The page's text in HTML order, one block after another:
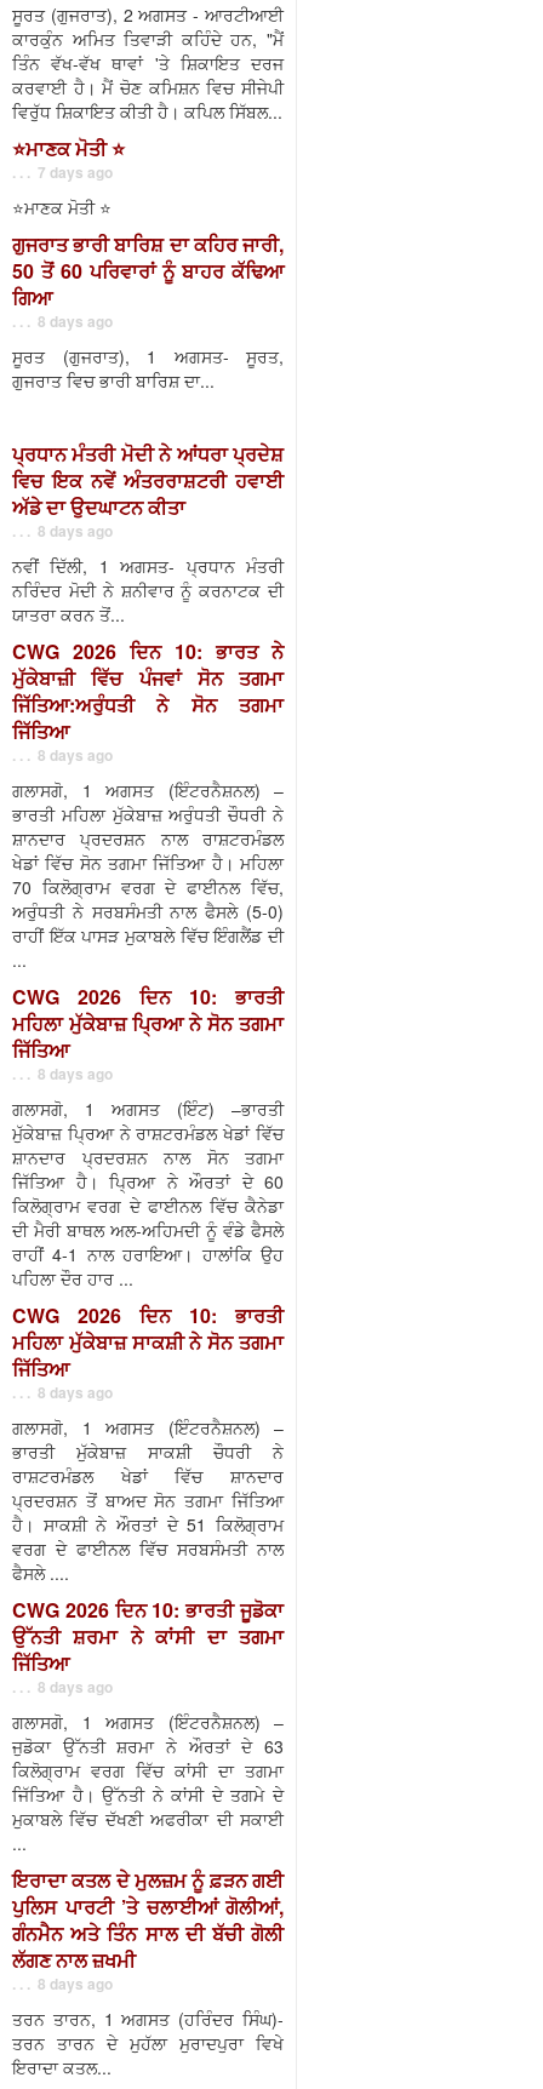
ਸੂਰਤ (ਗੁਜਰਾਤ), 2 ਅਗਸਤ - ਆਰਟੀਆਈ
ਕਾਰਕੁੰਨ ਅਮਿਤ ਤਿਵਾੜੀ ਕਹਿੰਦੇ ਹਨ, "ਮੈਂ
ਤਿੰਨ ਵੱਖ-ਵੱਖ ਥਾਵਾਂ 'ਤੇ ਸ਼ਿਕਾਇਤ ਦਰਜ
ਕਰਵਾਈ ਹੈ। ਮੈਂ ਚੋਣ ਕਮਿਸ਼ਨ ਵਿਚ ਸੀਜੇਪੀ
ਵਿਰੁੱਧ ਸ਼ਿਕਾਇਤ ਕੀਤੀ ਹੈ। ਕਪਿਲ ਸਿੱਬਲ...
⭐️ਮਾਣਕ ਮੋਤੀ ⭐️
. . . 7 days ago
⭐️ਮਾਣਕ ਮੋਤੀ ⭐️
ਗੁਜਰਾਤ ਭਾਰੀ ਬਾਰਿਸ਼ ਦਾ ਕਹਿਰ ਜਾਰੀ,
50 ਤੋਂ 60 ਪਰਿਵਾਰਾਂ ਨੂੰ ਬਾਹਰ ਕੱਢਿਆ
ਗਿਆ
. . . 8 days ago
ਸੂਰਤ (ਗੁਜਰਾਤ), 1 ਅਗਸਤ- ਸੂਰਤ,
ਗੁਜਰਾਤ ਵਿਚ ਭਾਰੀ ਬਾਰਿਸ਼ ਦਾ...
ਪ੍ਰਧਾਨ ਮੰਤਰੀ ਮੋਦੀ ਨੇ ਆਂਧਰਾ ਪ੍ਰਦੇਸ਼
ਵਿਚ ਇਕ ਨਵੇਂ ਅੰਤਰਰਾਸ਼ਟਰੀ ਹਵਾਈ
ਅੱਡੇ ਦਾ ਉਦਘਾਟਨ ਕੀਤਾ
. . . 8 days ago
ਨਵੀਂ ਦਿੱਲੀ, 1 ਅਗਸਤ- ਪ੍ਰਧਾਨ ਮੰਤਰੀ
ਨਰਿੰਦਰ ਮੋਦੀ ਨੇ ਸ਼ਨੀਵਾਰ ਨੂੰ ਕਰਨਾਟਕ ਦੀ
ਯਾਤਰਾ ਕਰਨ ਤੋਂ...
CWG 2026 ਦਿਨ 10: ਭਾਰਤ ਨੇ
ਮੁੱਕੇਬਾਜ਼ੀ ਵਿੱਚ ਪੰਜਵਾਂ ਸੋਨ ਤਗਮਾ
ਜਿੱਤਿਆ:ਅਰੁੰਧਤੀ ਨੇ ਸੋਨ ਤਗਮਾ
ਜਿੱਤਿਆ
. . . 8 days ago
ਗਲਾਸਗੋ, 1 ਅਗਸਤ (ਇੰਟਰਨੈਸ਼ਨਲ) –
ਭਾਰਤੀ ਮਹਿਲਾ ਮੁੱਕੇਬਾਜ਼ ਅਰੁੰਧਤੀ ਚੌਧਰੀ ਨੇ
ਸ਼ਾਨਦਾਰ ਪ੍ਰਦਰਸ਼ਨ ਨਾਲ ਰਾਸ਼ਟਰਮੰਡਲ
ਖੇਡਾਂ ਵਿੱਚ ਸੋਨ ਤਗਮਾ ਜਿੱਤਿਆ ਹੈ। ਮਹਿਲਾ
70 ਕਿਲੋਗ੍ਰਾਮ ਵਰਗ ਦੇ ਫਾਈਨਲ ਵਿੱਚ,
ਅਰੁੰਧਤੀ ਨੇ ਸਰਬਸੰਮਤੀ ਨਾਲ ਫੈਸਲੇ (5-0)
ਰਾਹੀਂ ਇੱਕ ਪਾਸੜ ਮੁਕਾਬਲੇ ਵਿੱਚ ਇੰਗਲੈਂਡ ਦੀ
...
CWG 2026 ਦਿਨ 10: ਭਾਰਤੀ
ਮਹਿਲਾ ਮੁੱਕੇਬਾਜ਼ ਪ੍ਰਿਆ ਨੇ ਸੋਨ ਤਗਮਾ
ਜਿੱਤਿਆ
. . . 8 days ago
ਗਲਾਸਗੋ, 1 ਅਗਸਤ (ਇੰਟ) –ਭਾਰਤੀ
ਮੁੱਕੇਬਾਜ਼ ਪ੍ਰਿਆ ਨੇ ਰਾਸ਼ਟਰਮੰਡਲ ਖੇਡਾਂ ਵਿੱਚ
ਸ਼ਾਨਦਾਰ ਪ੍ਰਦਰਸ਼ਨ ਨਾਲ ਸੋਨ ਤਗਮਾ
ਜਿੱਤਿਆ ਹੈ। ਪ੍ਰਿਆ ਨੇ ਔਰਤਾਂ ਦੇ 60
ਕਿਲੋਗ੍ਰਾਮ ਵਰਗ ਦੇ ਫਾਈਨਲ ਵਿੱਚ ਕੈਨੇਡਾ
ਦੀ ਮੈਰੀ ਬਾਥਲ ਅਲ-ਅਹਿਮਦੀ ਨੂੰ ਵੰਡੇ ਫੈਸਲੇ
ਰਾਹੀਂ 4-1 ਨਾਲ ਹਰਾਇਆ। ਹਾਲਾਂਕਿ ਉਹ
ਪਹਿਲਾ ਦੌਰ ਹਾਰ ...
CWG 2026 ਦਿਨ 10: ਭਾਰਤੀ
ਮਹਿਲਾ ਮੁੱਕੇਬਾਜ਼ ਸਾਕਸ਼ੀ ਨੇ ਸੋਨ ਤਗਮਾ
ਜਿੱਤਿਆ
. . . 8 days ago
ਗਲਾਸਗੋ, 1 ਅਗਸਤ (ਇੰਟਰਨੈਸ਼ਨਲ) –
ਭਾਰਤੀ ਮੁੱਕੇਬਾਜ਼ ਸਾਕਸ਼ੀ ਚੌਧਰੀ ਨੇ
ਰਾਸ਼ਟਰਮੰਡਲ ਖੇਡਾਂ ਵਿੱਚ ਸ਼ਾਨਦਾਰ
ਪ੍ਰਦਰਸ਼ਨ ਤੋਂ ਬਾਅਦ ਸੋਨ ਤਗਮਾ ਜਿੱਤਿਆ
ਹੈ। ਸਾਕਸ਼ੀ ਨੇ ਔਰਤਾਂ ਦੇ 51 ਕਿਲੋਗ੍ਰਾਮ
ਵਰਗ ਦੇ ਫਾਈਨਲ ਵਿੱਚ ਸਰਬਸੰਮਤੀ ਨਾਲ
ਫੈਸਲੇ ....
CWG 2026 ਦਿਨ 10: ਭਾਰਤੀ ਜੂਡੋਕਾ
ਉੱਨਤੀ ਸ਼ਰਮਾ ਨੇ ਕਾਂਸੀ ਦਾ ਤਗਮਾ
ਜਿੱਤਿਆ
. . . 8 days ago
ਗਲਾਸਗੋ, 1 ਅਗਸਤ (ਇੰਟਰਨੈਸ਼ਨਲ) –
ਜੁਡੋਕਾ ਉੱਨਤੀ ਸ਼ਰਮਾ ਨੇ ਔਰਤਾਂ ਦੇ 63
ਕਿਲੋਗ੍ਰਾਮ ਵਰਗ ਵਿੱਚ ਕਾਂਸੀ ਦਾ ਤਗਮਾ
ਜਿੱਤਿਆ ਹੈ। ਉੱਨਤੀ ਨੇ ਕਾਂਸੀ ਦੇ ਤਗਮੇ ਦੇ
ਮੁਕਾਬਲੇ ਵਿੱਚ ਦੱਖਣੀ ਅਫਰੀਕਾ ਦੀ ਸਕਾਈ
...
ਇਰਾਦਾ ਕਤਲ ਦੇ ਮੁਲਜ਼ਮ ਨੂੰ ਫ਼ੜਨ ਗਈ
ਪੁਲਿਸ ਪਾਰਟੀ ’ਤੇ ਚਲਾਈਆਂ ਗੋਲੀਆਂ,
ਗੰਨਮੈਨ ਅਤੇ ਤਿੰਨ ਸਾਲ ਦੀ ਬੱਚੀ ਗੋਲੀ
ਲੱਗਣ ਨਾਲ ਜ਼ਖਮੀ
. . . 8 days ago
ਤਰਨ ਤਾਰਨ, 1 ਅਗਸਤ (ਹਰਿੰਦਰ ਸਿੰਘ)-
ਤਰਨ ਤਾਰਨ ਦੇ ਮੁਹੱਲਾ ਮੁਰਾਦਪੁਰਾ ਵਿਖੇ
ਇਰਾਦਾ ਕਤਲ...